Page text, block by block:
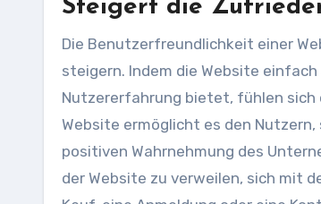
Steigert die
Die Benutzerfreundlichkeit einer
steigern. Indem die Website
Nutzererfahrung bietet, fühlen
Website ermöglicht es den
positiven Wahrnehmung des
der Website zu verweilen, sich mit